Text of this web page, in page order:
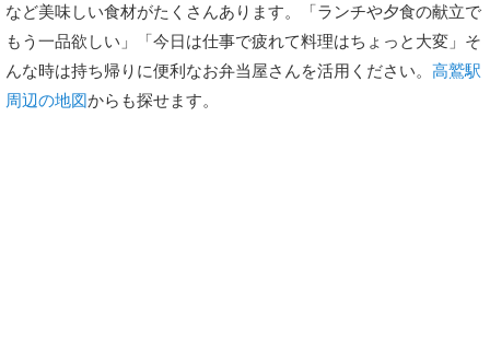
など美味しい食材がたくさんあります。「ランチや夕食の献立で
もう一品欲しい」「今日は仕事で疲れて料理はちょっと大変」そ
んな時は持ち帰りに便利なお弁当屋さんを活用ください。 高鷲駅
周辺の地図からも探せます。